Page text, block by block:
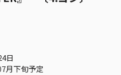
日
月下旬予定